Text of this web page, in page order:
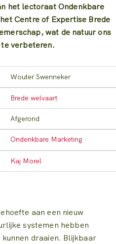
het lectoraat Ondenkbare
Centre of Expertise Brede
wat de natuur ons
verbeteren.
Wouter Swenneker
Brede welvaart
Afgerond
Ondenkbare Marketing
Kaj Morel
aan een nieuw
systemen hebben
draaien. Blijkbaar